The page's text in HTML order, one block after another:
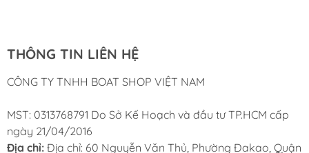
THÔNG TIN LIÊN HỆ
CÔNG TY TNHH BOAT SHOP VIỆT NAM
MST: 0313768791 Do Sở Kế Hoạch và đầu tư TP.HCM cấp
ngày 21/04/2016
Địa chỉ: Địa chỉ: 60 Nguyễn Văn Thủ, Phường Đakao, Quận